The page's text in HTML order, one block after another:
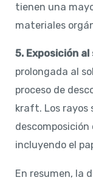
tienen una
materiales
5. Exposición al
prolongada al
proceso de
kraft. Los rayos
incluyendo el
En resumen, la